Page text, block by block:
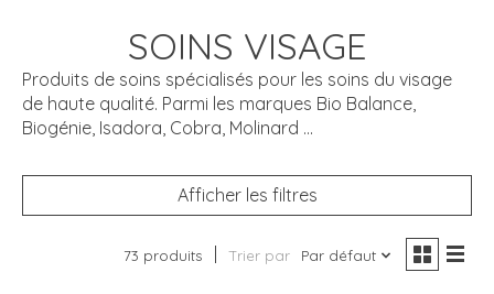
SOINS VISAGE
Produits de soins spécialisés pour les soins du visage
de haute qualité. Parmi les marques Bio Balance,
Biogénie, Isadora, Cobra, Molinard ...
Afficher les filtres
73 produits Trier par Par défaut